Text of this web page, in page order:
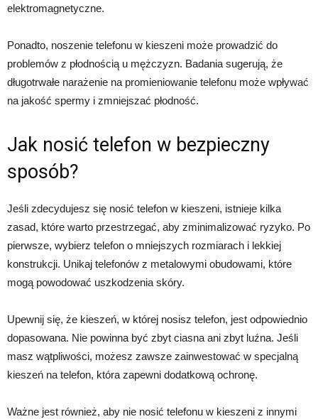
elektromagnetyczne.
Ponadto, noszenie telefonu w kieszeni może prowadzić do
problemów z płodnością u mężczyzn. Badania sugerują, że
długotrwałe narażenie na promieniowanie telefonu może wpływać
na jakość spermy i zmniejszać płodność.
Jak nosić telefon w bezpieczny
sposób?
Jeśli zdecydujesz się nosić telefon w kieszeni, istnieje kilka
zasad, które warto przestrzegać, aby zminimalizować ryzyko. Po
pierwsze, wybierz telefon o mniejszych rozmiarach i lekkiej
konstrukcji. Unikaj telefonów z metalowymi obudowami, które
mogą powodować uszkodzenia skóry.
Upewnij się, że kieszeń, w której nosisz telefon, jest odpowiednio
dopasowana. Nie powinna być zbyt ciasna ani zbyt luźna. Jeśli
masz wątpliwości, możesz zawsze zainwestować w specjalną
kieszeń na telefon, która zapewni dodatkową ochronę.
Ważne jest również, aby nie nosić telefonu w kieszeni z innymi